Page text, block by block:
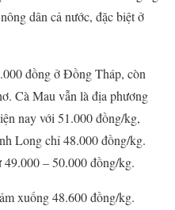
dân cả nước, đặc biệt ở
đồng ở Đồng Tháp, còn
Cà Mau vẫn là địa phương
nay với 51.000 đồng/kg,
Long chỉ 48.000 đồng/kg.
– 50.000 đồng/kg.
xuống 48.600 đồng/kg.